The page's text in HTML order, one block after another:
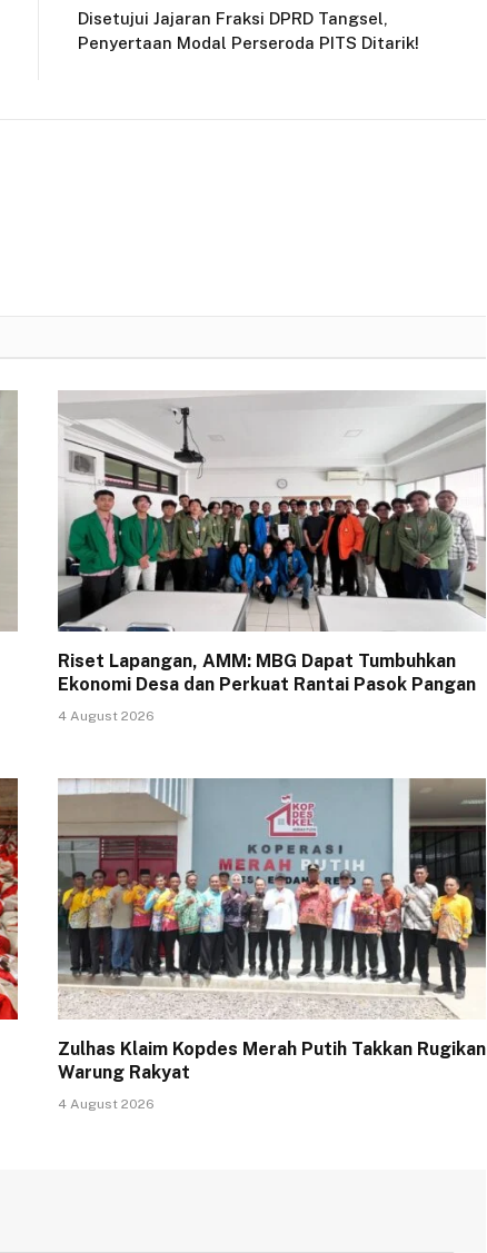
Disetujui Jajaran Fraksi DPRD Tangsel,
Penyertaan Modal Perseroda PITS Ditarik!
Riset Lapangan, AMM: MBG Dapat Tumbuhkan
Ekonomi Desa dan Perkuat Rantai Pasok Pangan
4 August 2026
Zulhas Klaim Kopdes Merah Putih Takkan Rugikan
Warung Rakyat
4 August 2026